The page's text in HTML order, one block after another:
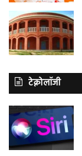
टेक्नोलॉजी